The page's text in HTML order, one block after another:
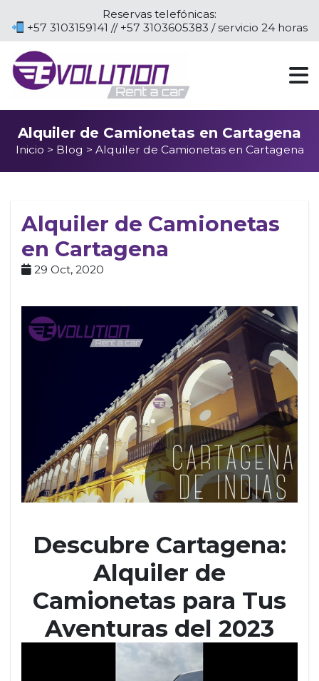
Reservas telefónicas:
+57 3103159141 // +57 3103605383 / servicio 24 horas
Alquiler de Camionetas en Cartagena
Inicio > Blog > Alquiler de Camionetas en Cartagena
Alquiler de Camionetas
en Cartagena
29 Oct, 2020
Descubre Cartagena:
Alquiler de
Camionetas para Tus
Aventuras del 2023